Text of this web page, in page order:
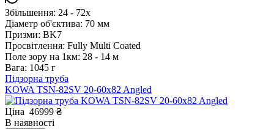
Збільшення: 24 - 72x
Діаметр об'єктива: 70 мм
Призми: BK7
Просвітлення: Fully Multi Coated
Поле зору на 1км: 28 - 14 м
Вага: 1045 г
Підзорна труба
KOWA TSN-82SV 20-60x82 Angled
Ціна 46999 ₴
В наявності